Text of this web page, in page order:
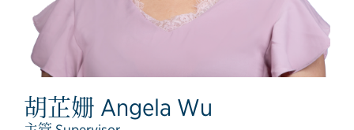
胡芷姗 Angela Wu